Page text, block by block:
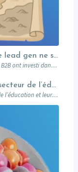
2025 : pourquoi votre stratégie de lead gen ne suffit plus (et comment l’Account-Based Marketing peut relancer vos performances)
Depuis plus de dix ans, les directions marketing B2B ont investi dans des plateformes…
Comprendre les déterminants du secteur de l’éducation et leurs impacts sur le marketing
Découvrez les 10 déterminants clés du secteur de l’éducation et leur impact sur le marketing : attentes des prospects, innovations digitales, impact sociétal, et stratégies pour des campagnes réussies. Un guide complet pour les professionnels du marketing éducatif.